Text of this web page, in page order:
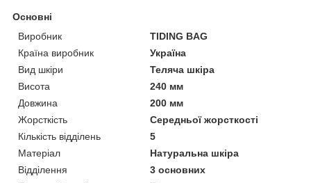
Основні
Виробник
TIDING BAG
Країна виробник
Україна
Вид шкіри
Теляча шкіра
Висота
240 мм
Довжина
200 мм
Жорсткість
Середньої жорсткості
Кількість відділень
5
Матеріал
Натуральна шкіра
Відділення
3 основних